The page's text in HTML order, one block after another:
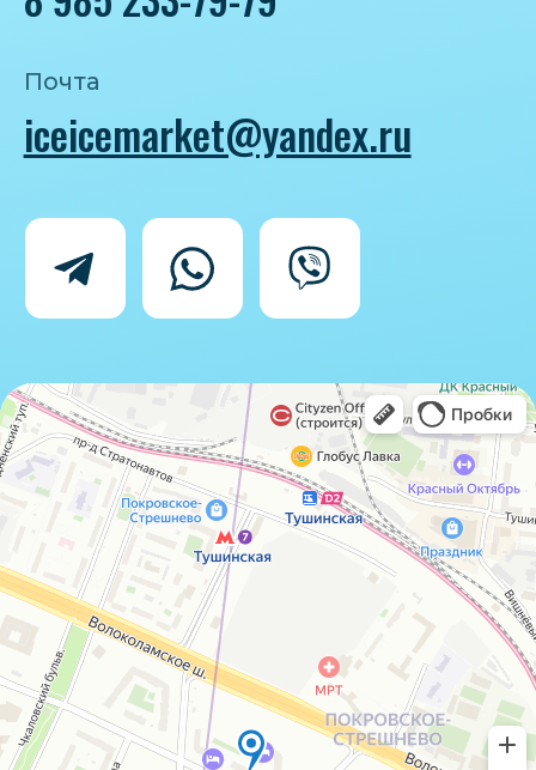
Политика конфиденциальности
Согласие на обработку персональных
данных
IceIceMarket © 2025